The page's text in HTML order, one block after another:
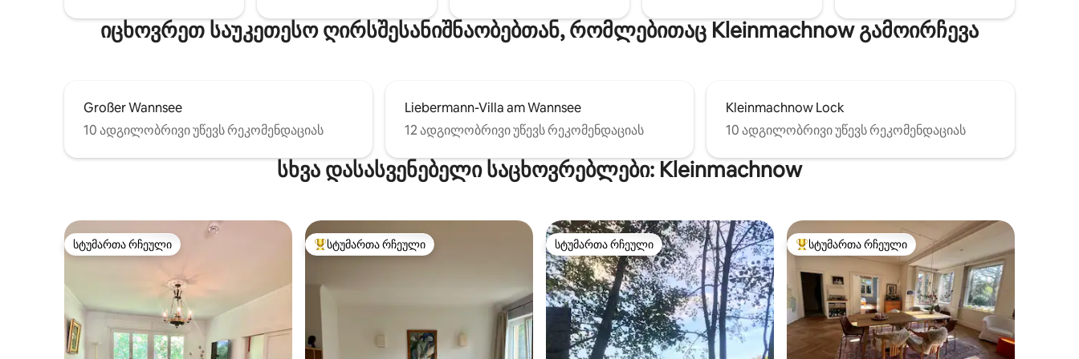
სურათზე მოცემული ბინა, შესაძლოა,
არ იყოს ის, რომელშიც სტუმრობთ.
ვართ. Შინაური ცხოველებიც
მოგესალმებიან.
იცხოვრეთ საუკეთესო ღირსშესანიშნაობებთან, რომლებითაც Kleinmachnow გამოირჩევა
Großer Wannsee
10 ადგილობრივი უწევს რეკომენდაციას
Liebermann-Villa am Wannsee
12 ადგილობრივი უწევს რეკომენდაციას
Kleinmachnow Lock
10 ადგილობრივი უწევს რეკომენდაციას
სხვა დასასვენებელი საცხოვრებლები: Kleinmachnow
სტუმართა რჩეული
სტუმართა რჩეული სტუმართა რჩეული მოწინავე ვარიანტი
სტუმართა რჩეული სტუმართა რჩეული
სტუმართა რჩეული სტუმართა რჩეული მოწინავე ვარიანტი
სტუმართა რჩეული